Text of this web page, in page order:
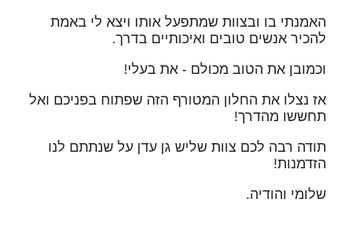
האמנתי בו ובצוות שמתפעל אותו ויצא לי באמת
להכיר אנשים טובים ואיכותיים בדרך.
וכמובן את הטוב מכולם - את בעלי!
אז נצלו את החלון המטורף הזה שפתוח בפניכם ואל
תחששו מהדרך!
תודה רבה לכם צוות שליש גן עדן על שנתתם לנו
הזדמנות!
שלומי והודיה.